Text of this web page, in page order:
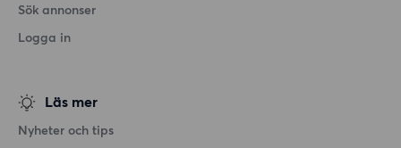
Sök annonser
Logga in
Läs mer
Nyheter och tips